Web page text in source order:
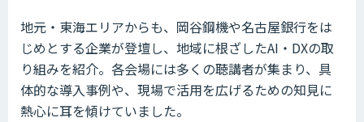
地元・東海エリアからも、岡谷鋼機や名古屋銀行をは
じめとする企業が登壇し、地域に根ざしたAI・DXの取
り組みを紹介。各会場には多くの聴講者が集まり、具
体的な導入事例や、現場で活用を広げるための知見に
熱心に耳を傾けていました。